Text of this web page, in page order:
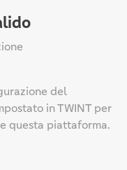
del
in TWINT per
questa piattaforma.